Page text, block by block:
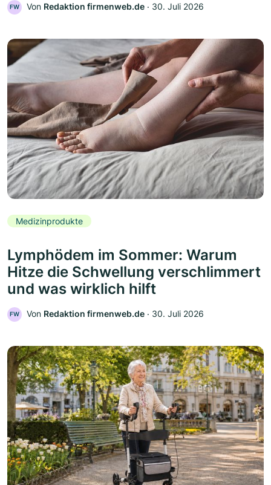
FW Von Redaktion firmenweb.de ‧ 30. Juli 2026
Medizinprodukte
Lymphödem im Sommer: Warum
Hitze die Schwellung verschlimmert
und was wirklich hilft
FW Von Redaktion firmenweb.de ‧ 30. Juli 2026